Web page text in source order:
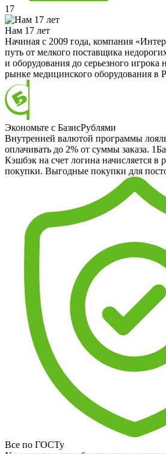
17
Нам 17 лет
Начиная с 2009 года, компания
путь от мелкого поставщика
и оборудования до серьезного игрока
рынке медицинского оборудования в
Экономьте с БазисРублями
Внутренней валютой программы
оплачивать до 2% от суммы заказа.
Кэшбэк на счет логина начисляется в
покупки. Выгодные покупки для
Все по ГОСТу